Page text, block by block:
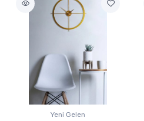
Yeni Gelen